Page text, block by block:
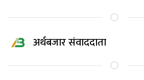
अर्थबजार संवाददाता